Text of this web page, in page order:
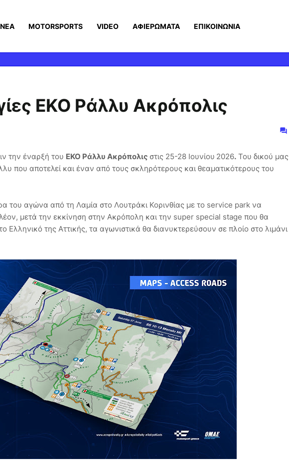
ΝΕΑ MOTORSPORTS VIDEO ΑΦΙΕΡΩΜΑΤΑ ΕΠΙΚΟΙΝΩΝΙΑ
ΕΚΟ Ράλλυ Ακρόπολις
την έναρξή του ΕΚΟ Ράλλυ Ακρόπολις στις 25-28 Ιουνίου 2026. Του δικού μας
που αποτελεί και έναν από τους σκληρότερους και θεαματικότερους του
του αγώνα από τη Λαμία στο Λουτράκι Κορινθίας με το service park να
μετά την εκκίνηση στην Ακρόπολη και την super special stage που θα
Ελληνικό της Αττικής, τα αγωνιστικά θα διανυκτερεύσουν σε πλοίο στο λιμάνι